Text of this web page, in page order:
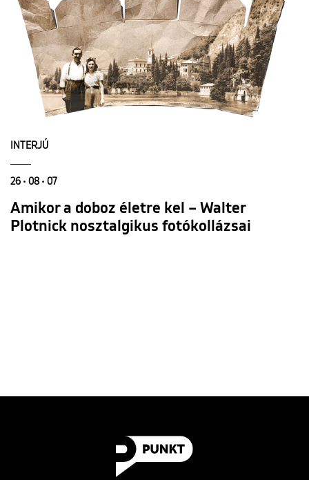
INTERJÚ
26 • 08 • 07
Amikor a doboz életre kel – Walter
Plotnick nosztalgikus fotókollázsai